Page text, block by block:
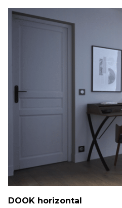
DOOK horizontal